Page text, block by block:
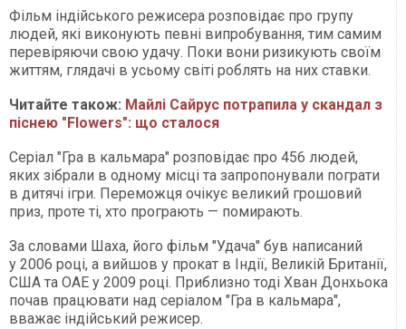
Фільм індійського режисера розповідає про групу
людей, які виконують певні випробування, тим самим
перевіряючи свою удачу. Поки вони ризикують своїм
життям, глядачі в усьому світі роблять на них ставки.
Читайте також: Майлі Сайрус потрапила у скандал з
піснею "Flowers": що сталося
Серіал "Гра в кальмара" розповідає про 456 людей,
яких зібрали в одному місці та запропонували пограти
в дитячі ігри. Переможця очікує великий грошовий
приз, проте ті, хто програють — помирають.
За словами Шаха, його фільм "Удача" був написаний
у 2006 році, а вийшов у прокат в Індії, Великій Британії,
США та ОАЕ у 2009 році. Приблизно тоді Хван Донхьока
почав працювати над серіалом "Гра в кальмара",
вважає індійський режисер.